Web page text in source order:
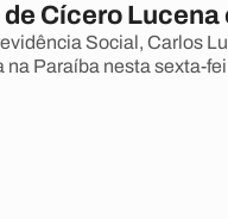
Cícero Lucena
Social, Carlos
Paraíba nesta sexta-